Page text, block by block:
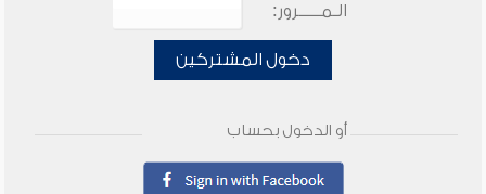
الـمـــــرور:
دخول المشتركين
أو الدخول بحساب